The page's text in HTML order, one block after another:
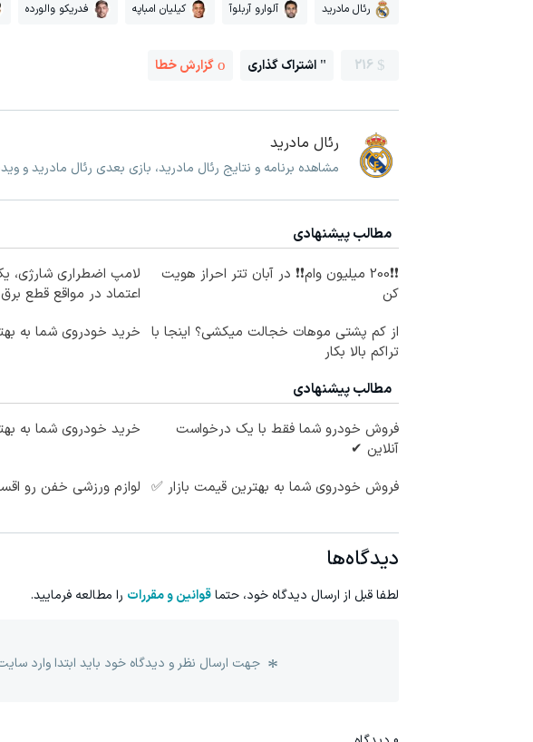
رئال مادرید آلوارو آربلوآ کیلیان امباپه فدریکو والورده
216 اشتراک گذاری گزارش خطا
رئال مادرید
مشاهده برنامه و نتایج رئال مادرید، بازی بعدی رئال مادرید و
مطالب پیشنهادی
❗❗200 میلیون وام❗❗ در آبان تتر احراز هویت
کن
لامپ اضطراری شارژی،
اعتماد در مواقع قطع برق
از کم پشتی موهات خجالت میکشی؟ اینجا با
تراکم بالا بکار
خرید خودروی شما به
مطالب پیشنهادی
فروش خودرو شما فقط با یک درخواست
آنلاین ✔
خرید خودروی شما به
فروش خودروی شما به بهترین قیمت بازار ✅ لوازم ورزشی خفن رو
دیدگاه‌ها
لطفا قبل از ارسال دیدگاه خود، حتماقوانین و مقررات را مطالعه فرمایید.
جهت ارسال نظر و دیدگاه خود باید ابتدا وارد